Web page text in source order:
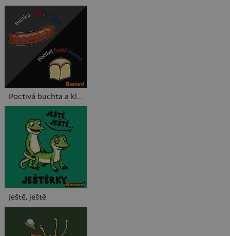
Poctivá buchta a klobása
Ještě, ještě